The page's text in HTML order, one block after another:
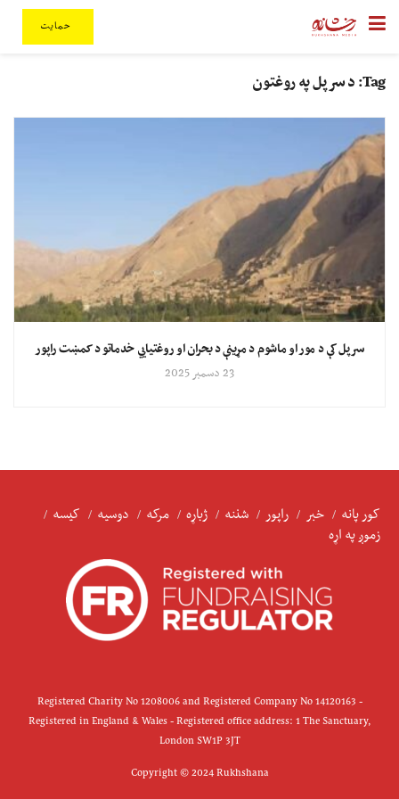
حمایت
Tag: د سرپل په روغتون
سرپل کې د مور او ماشوم د مړینې د بحران او روغتیايي خدماتو د کمښت راپور
23 دسمبر 2025
کور پانه خبر راپور شننه ژباړه مرکه دوسیه
کیسه
زموږ په اړه
Registered Charity No 1208006 and Registered Company No 14120163 -
Registered in England & Wales - Registered office address: 1 The Sanctuary,
London SW1P 3JT
Copyright © 2024 Rukhshana